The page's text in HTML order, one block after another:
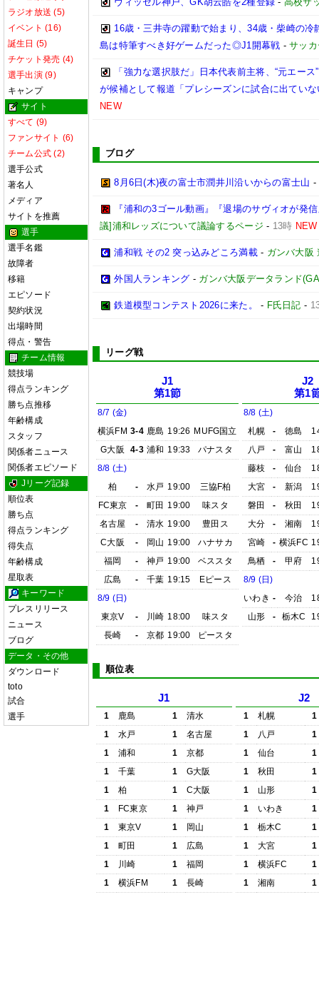
ラジオ放送 (5)
イベント (16)
誕生日 (5)
チケット発売 (4)
選手出演 (9)
キャンプ
サイト
すべて (9)
ファンサイト (6)
チーム公式 (2)
選手公式
著名人
メディア
サイトを推薦
選手
選手名鑑
故障者
移籍
エピソード
契約状況
出場時間
得点・警告
チーム情報
競技場
得点ランキング
勝ち点推移
年齢構成
スタッフ
関係者ニュース
関係者エピソード
Jリーグ記録
順位表
勝ち点
得点ランキング
得失点
年齢構成
星取表
キーワード
プレスリリース
ニュース
ブログ
データ・その他
ダウンロード
toto
試合
選手
16歳・三井寺の躍動で始まり、34歳・柴崎の
島は特筆すべき好ゲームだった◎J1開幕戦 -サッ
「強力な選択肢だ」日本代表前主将、“元エー
が候補として報道「プレシーズンに試合に出ていな
NEW
ブログ
8月6日(木)夜の富士市潤井川沿いからの富士山 -
『浦和の3ゴール動画』『退場のサヴィオが発
議]浦和レッズについて議論するページ - 13時 NEW
浦和戦 その2 突っ込みどころ満載- ガンバ大阪
外国人ランキング - ガンバ大阪データランド
鉄道模型コンテスト2026に来た。 - F氏日記 -
リーグ戦
J1
第1節
8/7 (金)
横浜FM 3-4 鹿島 19:26 MUFG国立
G大阪
4-3 浦和 19:33
パナスタ
8/8 (土)
柏
- 水戸 19:00
三協F柏
FC東京
- 町田 19:00
味スタ
名古屋
- 清水 19:00
豊田ス
C大阪
- 岡山 19:00
ハナサカ
福岡
- 神戸 19:00
ベススタ
広島
- 千葉 19:15
Eピース
8/9 (日)
東京V
- 川崎 18:00
味スタ
長崎
- 京都 19:00 ピースタ
J2
第1
8/8 (土)
札幌
- 徳島
八戸
- 富山
藤枝
- 仙台
大宮
- 新潟
磐田
- 秋田
大分
- 湘南
宮崎
- 横浜FC
鳥栖
- 甲府
8/9 (日)
いわき - 今治
山形
- 栃木C
順位表
J1
1 鹿島 1
清水
1
水戸 1
名古屋
1
浦和 1
京都
1
千葉 1
G大阪
1
柏 1
C大阪
1
FC東京 1
神戸
1
東京V 1
岡山
1
町田 1
広島
1
川崎 1
福岡
1
横浜FM 1 長崎
J2
1 札幌
1
1
八戸
1
1
仙台
1
1
秋田
1
1
山形
1
1
いわき
1
1
栃木C
1
1
大宮
1
1
横浜FC
1
1
湘南 1